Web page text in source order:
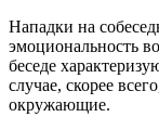
Нападки на
эмоциональность
беседе
случае, скорее
окружающие.